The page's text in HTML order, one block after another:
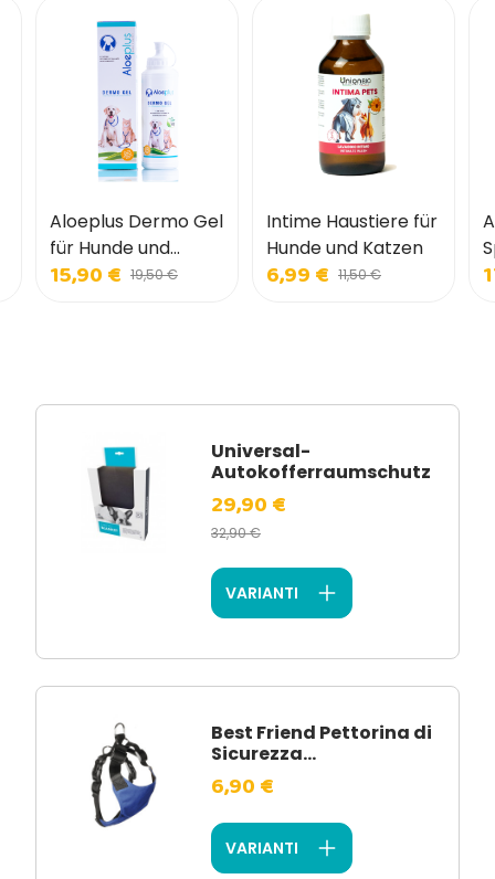
Aloeplus Dermo Gel
für Hunde und
Katzen
15,90 € 19,50 €
Intime Haustiere für
Hunde und Katzen
6,99 € 11,50 €
Universal-
Autokofferraumschutz
29,90 €
32,90 €
VARIANTI
Best Friend Pettorina di
Sicurezza...
6,90 €
VARIANTI